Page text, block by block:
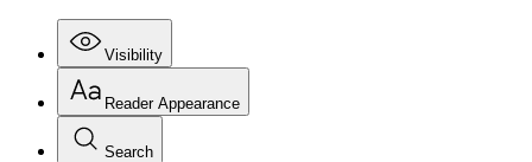
Visibility
Reader Appearance
Search